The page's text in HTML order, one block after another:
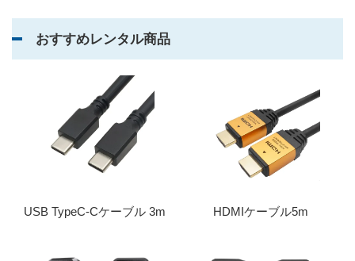
おすすめレンタル商品
USB TypeC-Cケーブル 3m HDMIケーブル5m